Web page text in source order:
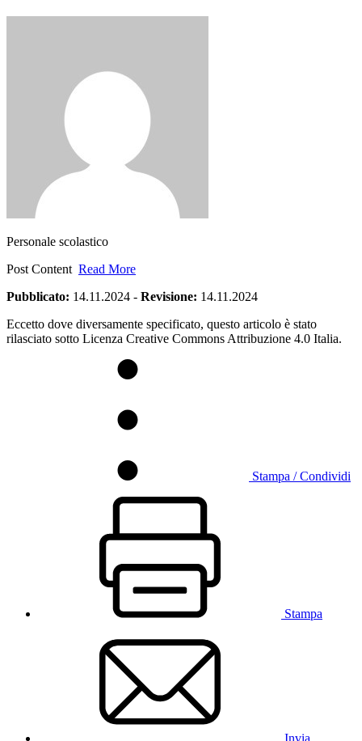
Personale scolastico
Post Content Read More
Pubblicato: 14.11.2024 - Revisione: 14.11.2024
Eccetto dove diversamente specificato, questo articolo è stato
rilasciato sotto Licenza Creative Commons Attribuzione 4.0 Italia.
Stampa / Condividi
Stampa
Invia